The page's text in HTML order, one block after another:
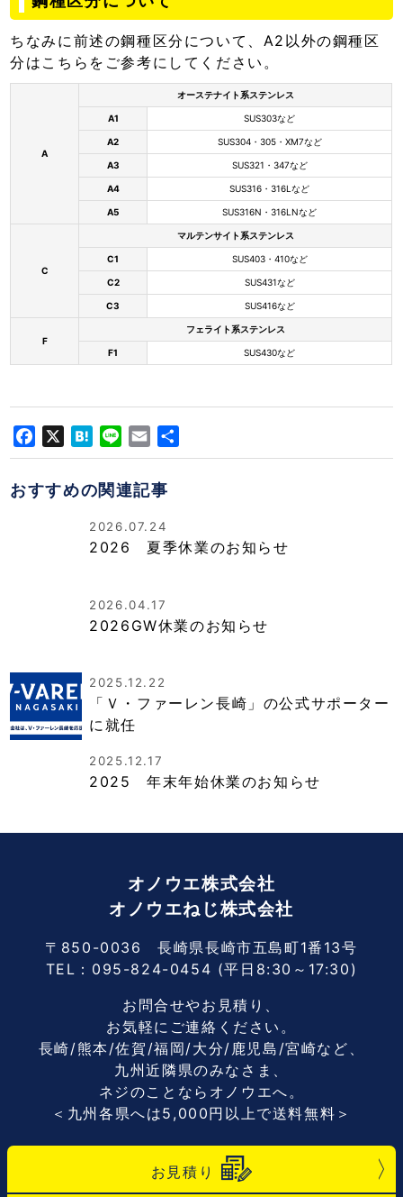
ちなみに前述の鋼種区分について、A2以外の鋼種区
分はこちらをご参考にしてください。
A
オーステナイト系ステンレス
A1 SUS303など
A2 SUS304・305・XM7など
A3 SUS321・347など
A4 SUS316・316Lなど
A5 SUS316N・316LNなど
C
マルテンサイト系ステンレス
C1 SUS403・410など
C2 SUS431など
C3 SUS416など
F
フェライト系ステンレス
F1 SUS430など
FacebookHatena
Line Email
有
おすすめの関連記事
2026.07.24
2026 夏季休業のお知らせ
2026.04.17
2026GW休業のお知らせ
2025.12.22
「Ｖ・ファーレン長崎」の公式サポーター
に就任
2025.12.17
2025 年末年始休業のお知らせ
オノウエ株式会社
オノウエねじ株式会社
〒850-0036 長崎県長崎市五島町1番13号
TEL： 095-824-0454 (平日8:30～17:30)
お問合せやお見積り、
お気軽にご連絡ください。
長崎/熊本/佐賀/福岡/大分/鹿児島/宮崎など、
九州近隣県のみなさま、
ネジのことならオノウエへ。
＜九州各県へは5,000円以上で送料無料＞
お見積り